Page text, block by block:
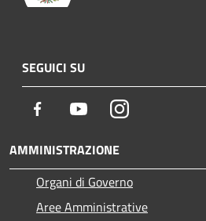
SEGUICI SU
Facebook YoutubeInstagram
AMMINISTRAZIONE
Organi di Governo
Aree Amministrative